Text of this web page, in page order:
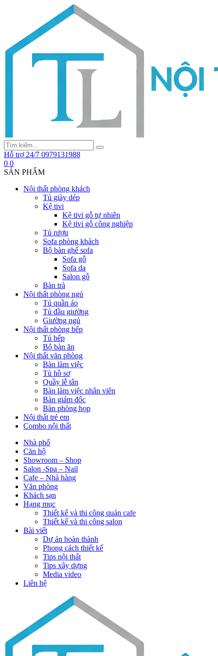
Hỗ trợ 24/7 0979131988
0 0
SẢN PHẨM
Nội thất phòng khách
Tủ giày dép
Kệ tivi
Kệ tivi gỗ tự nhiên
Kệ tivi gỗ công nghiệp
Tủ rượu
Sofa phòng khách
Bộ bàn ghế sofa
Sofa gỗ
Sofa da
Salon gỗ
Bàn trà
Nội thất phòng ngủ
Tủ quần áo
Tủ đầu giường
Giường ngủ
Nội thất phòng bếp
Tủ bếp
Bộ bàn ăn
Nội thất văn phòng
Bàn làm việc
Tủ hồ sơ
Quầy lễ tân
Bàn làm việc nhân viên
Bàn giám đốc
Bàn phòng họp
Nội thất trẻ em
Combo nội thất
Nhà phố
Căn hộ
Showroom – Shop
Salon -Spa – Nail
Cafe – Nhà hàng
Văn phòng
Khách sạn
Hạng mục
Thiết kế và thi công quán cafe
Thiết kế và thi công salon
Bài viết
Dự án hoàn thành
Phong cách thiết kế
Tips nội thất
Tips xây dựng
Media video
Liên hệ